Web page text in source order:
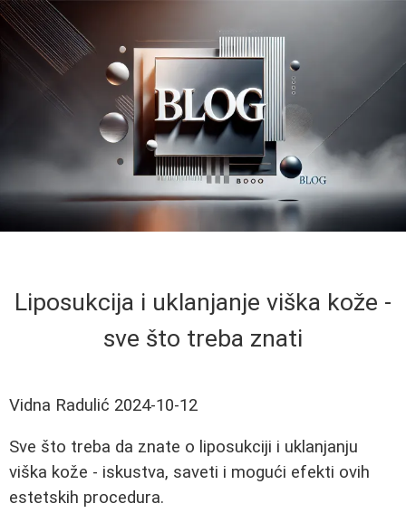
Liposukcija i uklanjanje viška kože -
sve što treba znati
Vidna Radulić 2024-10-12
Sve što treba da znate o liposukciji i uklanjanju
viška kože - iskustva, saveti i mogući efekti ovih
estetskih procedura.